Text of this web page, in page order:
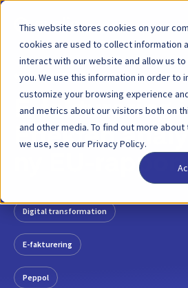
This website stores cookies on your
cookies are used to collect information
interact with our website and allow us
you. We use this information in order to
customize your browsing experience
and metrics about our visitors both on
and other media. To find out more
we use, see our Privacy Policy.
TILBAGE BLOGINDLÆG 28.
E-fakturering
Effekten
ny EU-rapport
Digital transformation
E-fakturering
Peppol